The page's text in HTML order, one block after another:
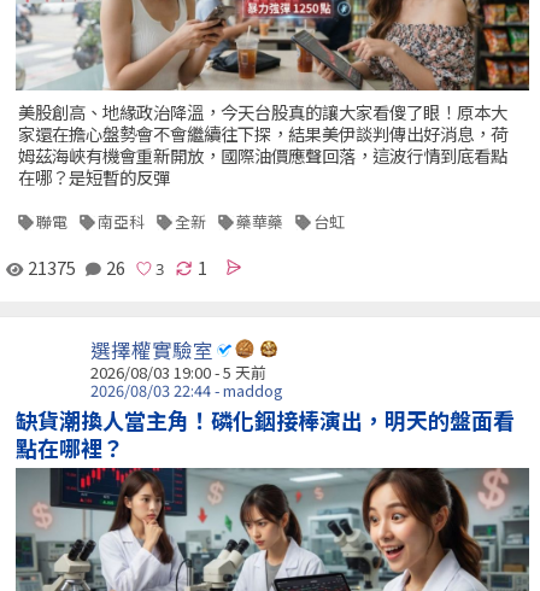
美股創高、地緣政治降溫，今天台股真的讓大家看傻了眼！原本大
家還在擔心盤勢會不會繼續往下探，結果美伊談判傳出好消息，荷
姆茲海峽有機會重新開放，國際油價應聲回落，這波行情到底看點
在哪？是短暫的反彈
聯電 南亞科 全新 藥華藥 台虹
21375 26 1
選擇權實驗室
2026/08/03 19:00 - 5 天前
2026/08/03 22:44 - maddog
缺貨潮換人當主角！磷化銦接棒演出，明天的盤面看
點在哪裡？